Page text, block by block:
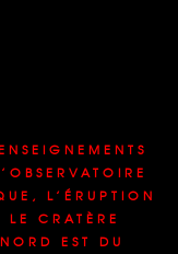
L’ÉRUPTION
CRATÈRE
EST DU